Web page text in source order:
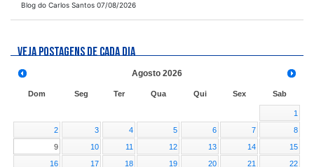
Blog do Carlos Santos 07/08/2026
VEJA POSTAGENS DE CADA DIA
Agosto 2026
Dom Seg Ter Qua Qui Sex Sab
1
2
3 4 5 6 7
8
9
10 11 12 13 14
15
16
17 18 19 20 21
22